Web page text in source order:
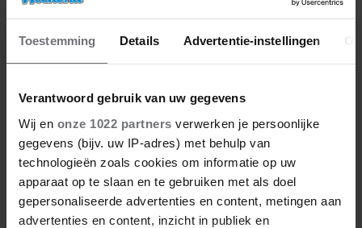
Toestemming Details Advertentie-instellingen
Verantwoord gebruik van uw gegevens
Wij en onze 1022 partners verwerken je persoonlijke
gegevens (bijv. uw IP-adres) met behulp van
technologieën zoals cookies om informatie op uw
apparaat op te slaan en te gebruiken met als doel
gepersonaliseerde advertenties en content, metingen aan
advertenties en content, inzicht in publiek en